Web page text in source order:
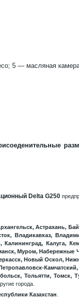
5 — масляная
Delta G250
Астрахань,
Владикавказ,
Калуга,
Муром, Набережные
Новый Оскол,
Тольятти, Томск,
города.
Казахстан